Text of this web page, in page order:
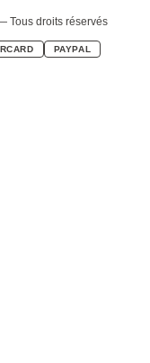
Tous droits réservés
PAYPAL